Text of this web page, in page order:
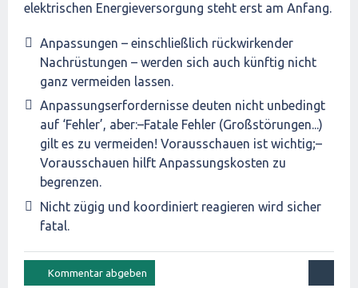
elektrischen Energieversorgung steht erst am Anfang.
Anpassungen – einschließlich rückwirkender
Nachrüstungen – werden sich auch künftig nicht
ganz vermeiden lassen.
Anpassungserfordernisse deuten nicht unbedingt
auf ‘Fehler’, aber:–Fatale Fehler (Großstörungen...)
gilt es zu vermeiden! Vorausschauen ist wichtig;–
Vorausschauen hilft Anpassungskosten zu
begrenzen.
Nicht zügig und koordiniert reagieren wird sicher
fatal.